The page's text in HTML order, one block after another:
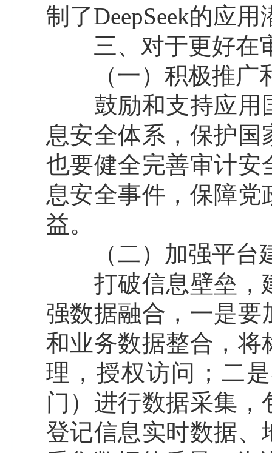
制了DeepSeek的应用
三、对于更好在审
（一）积极推广和
鼓励和支持应用
息安全体系，保护
也要健全完善审计安
息安全事件，保障
益。
（二）加强平台
打破信息壁垒，
强数据融合，一是
和业务数据整合，将
理，授权访问；二
门）进行数据采集
登记信息实时数据